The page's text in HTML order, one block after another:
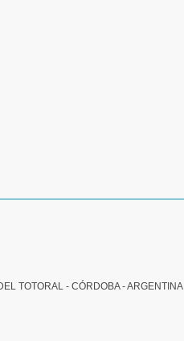
TOTORAL - CÓRDOBA - ARGENTINA